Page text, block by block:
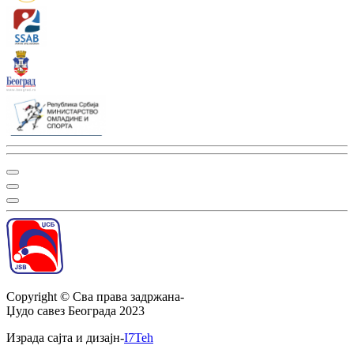
Copyright © Сва права задржана-
Џудо савез Београда 2023
Израда сајта и дизајн-I7Teh